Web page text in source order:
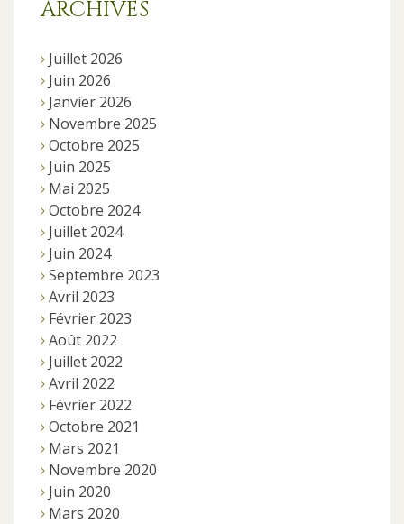
ARCHIVES
Juillet 2026
Juin 2026
Janvier 2026
Novembre 2025
Octobre 2025
Juin 2025
Mai 2025
Octobre 2024
Juillet 2024
Juin 2024
Septembre 2023
Avril 2023
Février 2023
Août 2022
Juillet 2022
Avril 2022
Février 2022
Octobre 2021
Mars 2021
Novembre 2020
Juin 2020
Mars 2020